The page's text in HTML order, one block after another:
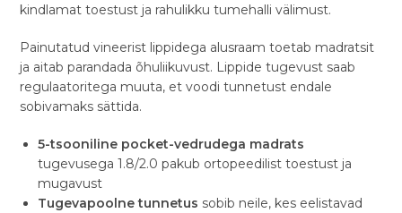
kindlamat toestust ja rahulikku tumehalli välimust.
Painutatud vineerist lippidega alusraam toetab madratsit
ja aitab parandada õhuliikuvust. Lippide tugevust saab
regulaatoritega muuta, et voodi tunnetust endale
sobivamaks sättida.
5-tsooniline pocket-vedrudega madrats
tugevusega 1.8/2.0 pakub ortopeedilist toestust ja
mugavust
Tugevapoolne tunnetus sobib neile, kes eelistavad